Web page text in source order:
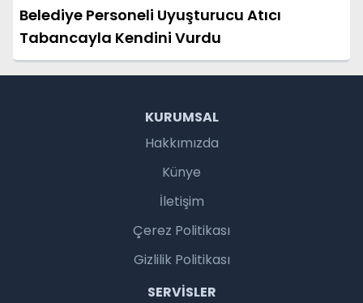
Belediye Personeli Uyuşturucu Atıcı
Tabancayla Kendini Vurdu
KURUMSAL
Hakkımızda
Künye
İletişim
Çerez Politikası
Gizlilik Politikası
SERVISLER